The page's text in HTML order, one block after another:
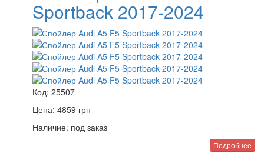
Sportback 2017-2024
Код: 25507
Цена: 4859 грн
Наличие: под заказ
Подробнее